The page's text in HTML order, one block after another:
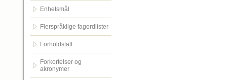
Enhetsmål
Flerspråklige fagordlister
Forholdstall
Forkortelser og
akronymer